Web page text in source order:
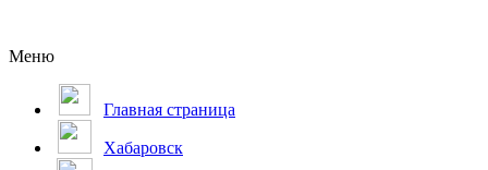
Меню
Главная страница
Хабаровск